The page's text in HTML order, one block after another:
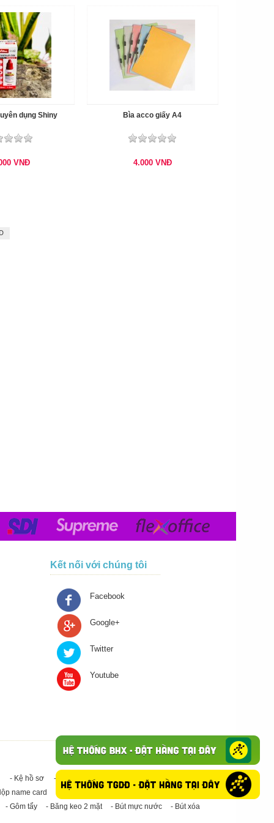
dụng Shiny
VNĐ
Bìa acco giấy A4
4.000 VNĐ
Kết nối với chúng tôi
Facebook
Google+
Twitter
Youtube
- Kệ hồ sơ - Giấy in A4
- Băng keo trong - Băng keo đục
name card - Giấy in A3 - Giấy vệ sinh
- Keo Silicone
- Gôm tẩy - Băng keo 2 mặt - Bút mực nước - Bút xóa